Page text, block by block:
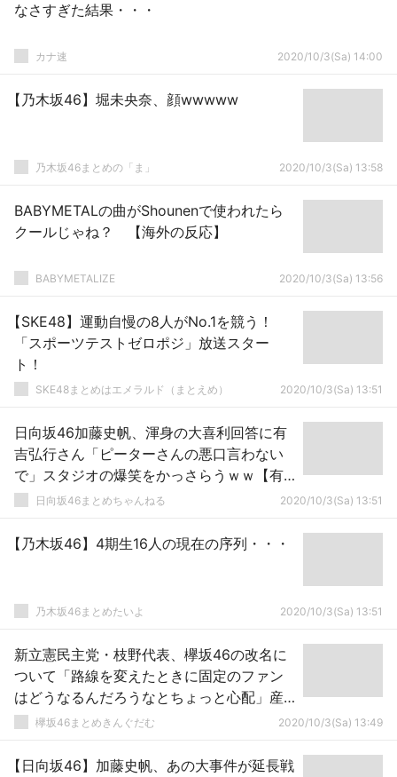
なさすぎた結果・・・
カナ速 2020/10/3(Sa) 14:00
【乃木坂46】堀未央奈、顔wwwww
乃木坂46まとめの「ま」 2020/10/3(Sa) 13:58
BABYMETALの曲がShounenで使われたら
クールじゃね？ 【海外の反応】
BABYMETALIZE 2020/10/3(Sa) 13:56
【SKE48】運動自慢の8人がNo.1を競う！
「スポーツテストゼロポジ」放送スター
ト！
SKE48まとめはエメラルド（まとえめ） 2020/10/3(Sa) 13:51
日向坂46加藤史帆、渾身の大喜利回答に有
吉弘行さん「ピーターさんの悪口言わない
で」スタジオの爆笑をかっさらうｗｗ【有
吉大反省会】
日向坂46まとめちゃんねる 2020/10/3(Sa) 13:51
【乃木坂46】4期生16人の現在の序列・・・
乃木坂46まとめたいよ 2020/10/3(Sa) 13:51
新立憲民主党・枝野代表、欅坂46の改名に
ついて「路線を変えたときに固定のファン
はどうなるんだろうなとちょっと心配」産
経インタビューでファンとしての意見を聞
欅坂46まとめきんぐだむ 2020/10/3(Sa) 13:49
【日向坂46】加藤史帆、あの大事件が延長戦